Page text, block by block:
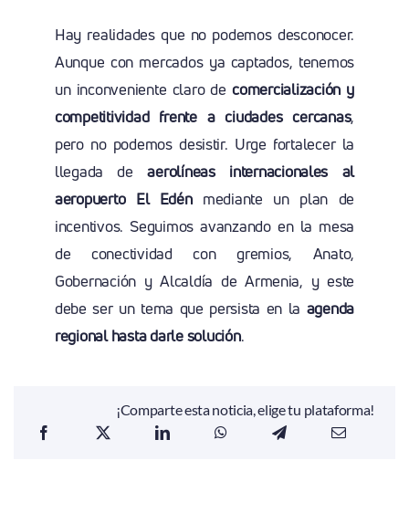
Hay realidades que no podemos desconocer.
Aunque con mercados ya captados, tenemos
un inconveniente claro decomercialización y
competitividad frente a ciudades cercanas,
pero no podemos desistir. Urge fortalecer la
llegada deaerolíneas internacionales al
aeropuerto El Edénmediante un plan de
incentivos. Seguimos avanzando en la mesa
de conectividad con gremios, Anato,
Gobernación y Alcaldía de Armenia, y este
debe ser un tema que persista en la agenda
regional hasta darle solución.
¡Comparte esta noticia, elige tu plataforma!